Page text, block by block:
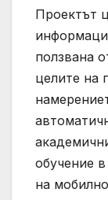
Проектът
ползвана
целите на
обучение
на